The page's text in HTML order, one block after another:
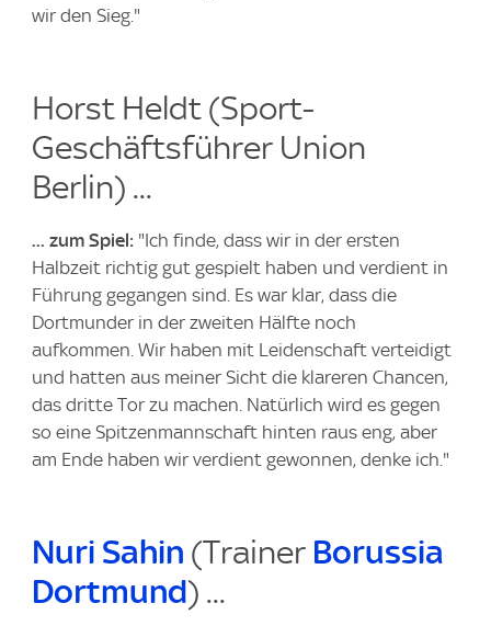
wir den Sieg."
Horst Heldt (Sport-
Geschäftsführer Union
Berlin) ...
... zum Spiel: "Ich finde, dass wir in der ersten
Halbzeit richtig gut gespielt haben und verdient in
Führung gegangen sind. Es war klar, dass die
Dortmunder in der zweiten Hälfte noch
aufkommen. Wir haben mit Leidenschaft verteidigt
und hatten aus meiner Sicht die klareren Chancen,
das dritte Tor zu machen. Natürlich wird es gegen
so eine Spitzenmannschaft hinten raus eng, aber
am Ende haben wir verdient gewonnen, denke ich."
Nuri Sahin (Trainer Borussia
Dortmund) ...